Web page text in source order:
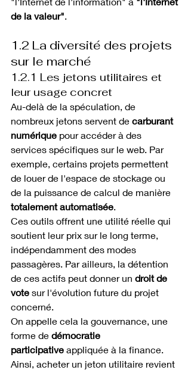
de la valeur".
1.2 La diversité des projets
sur le marché
1.2.1 Les jetons utilitaires et
leur usage concret
Au-delà de la spéculation, de
nombreux jetons servent de carburant
numérique pour accéder à des
services spécifiques sur le web. Par
exemple, certains projets permettent
de louer de l'espace de stockage ou
de la puissance de calcul de manière
totalement automatisée.
Ces outils offrent une utilité réelle qui
soutient leur prix sur le long terme,
indépendamment des modes
passagères. Par ailleurs, la détention
de ces actifs peut donner un droit de
vote sur l'évolution future du projet
concerné.
On appelle cela la gouvernance, une
forme de démocratie
participative appliquée à la finance.
Ainsi, acheter un jeton utilitaire revient